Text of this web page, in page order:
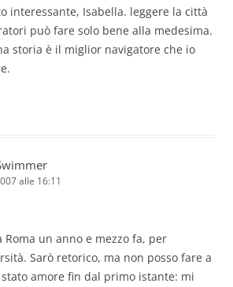
interessante, Isabella. leggere la città
può fare solo bene alla medesima.
storia è il miglior navigatore che io
alle 16:11
un anno e mezzo fa, per
Sarò retorico, ma non posso fare a
amore fin dal primo istante: mi